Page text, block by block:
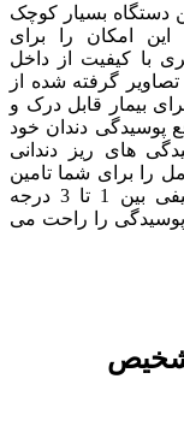
دستگاه بسیار کوچک
امکان را برای
با کیفیت از داخل
گرفته شده از
بیمار قابل درک و
پوسیدگی دندان خود
های ریز دندانی
را برای شما تامین
خواهد کرد . این دستگاه با نشان دادن طیفی بین 1 تا 3 درجه
را راحت می